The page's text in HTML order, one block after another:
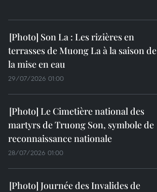
Son La : Les rizières en
terrasses de Muong La à la saison de
la mise en eau
29/07/2026 01:00
Le Cimetière national des
martyrs de Truong Son, symbole de
reconnaissance nationale
28/07/2026 01:00
Journée des Invalides de